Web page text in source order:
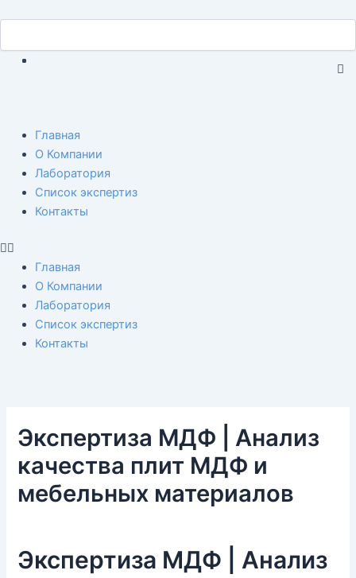
содержимому
Главная
О Компании
Лаборатория
Список экспертиз
Контакты
Menu
Главная
О Компании
Лаборатория
Список экспертиз
Контакты
Экспертиза МДФ | Анализ
качества плит МДФ и
мебельных материалов
Экспертиза МДФ | Анализ
записям